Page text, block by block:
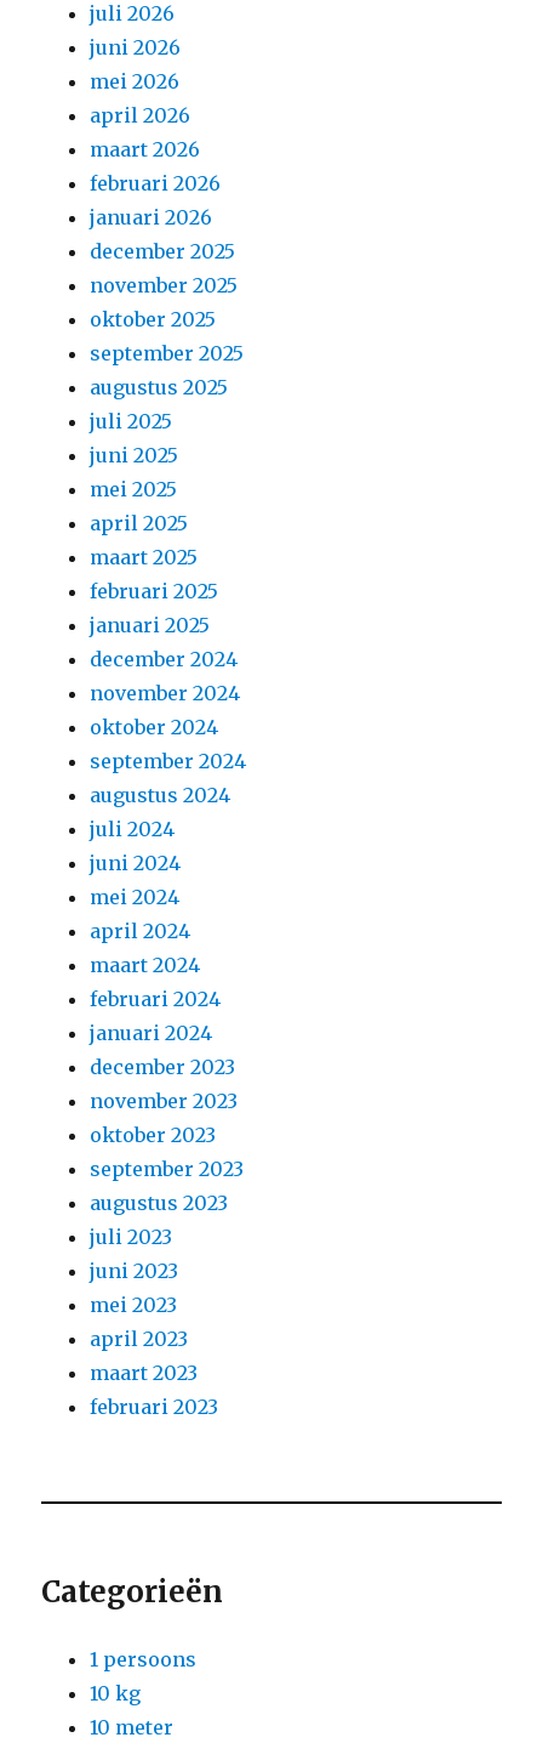
juli 2026
juni 2026
mei 2026
april 2026
maart 2026
februari 2026
januari 2026
december 2025
november 2025
oktober 2025
september 2025
augustus 2025
juli 2025
juni 2025
mei 2025
april 2025
maart 2025
februari 2025
januari 2025
december 2024
november 2024
oktober 2024
september 2024
augustus 2024
juli 2024
juni 2024
mei 2024
april 2024
maart 2024
februari 2024
januari 2024
december 2023
november 2023
oktober 2023
september 2023
augustus 2023
juli 2023
juni 2023
mei 2023
april 2023
maart 2023
februari 2023
Categorieën
1 persoons
10 kg
10 meter